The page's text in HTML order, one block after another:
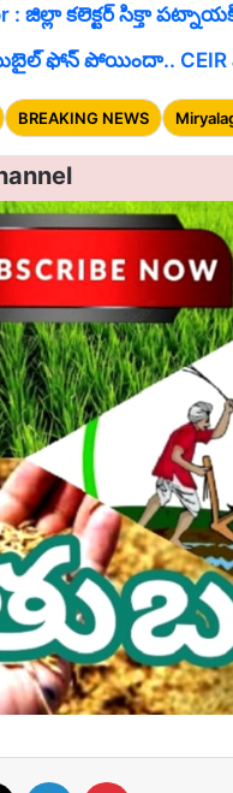
: జిల్లా కలెక్టర్ సిక్తా
ఫోన్ పోయిందా.. CEIR
BREAKING NEWS
LinkedIn